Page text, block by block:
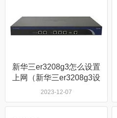
新华三er3208g3怎么设置
上网（新华三er3208g3设
置上网方法）
2023-12-07